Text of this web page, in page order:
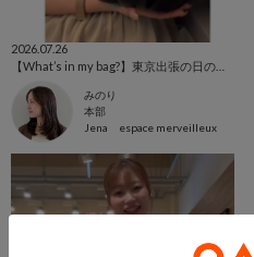
2026.07.26
みのり
本部
Jena espace merveilleux